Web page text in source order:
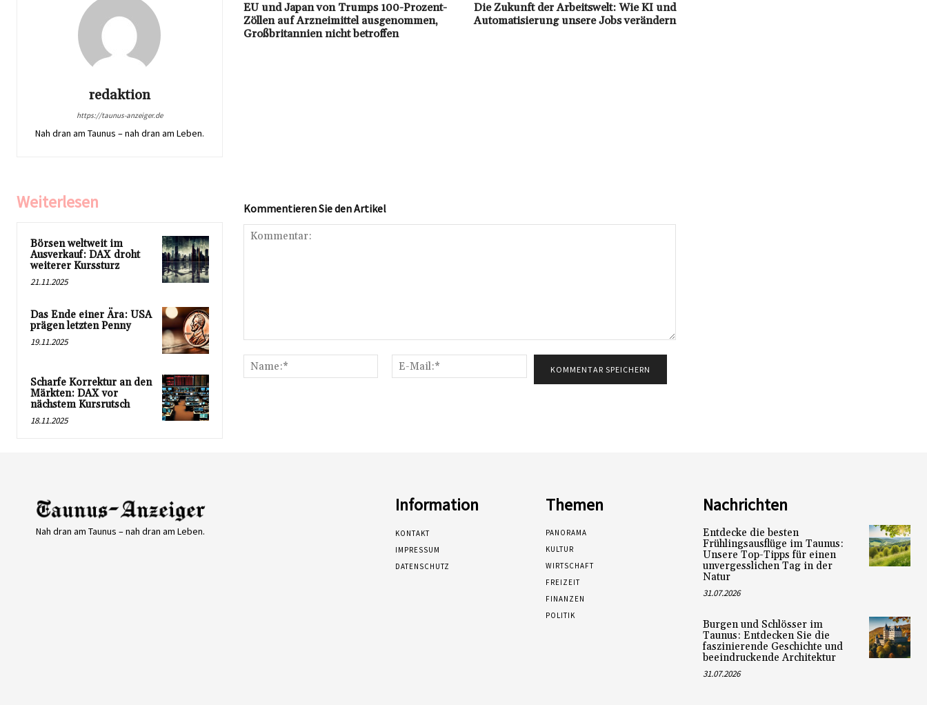
redaktion
https://taunus-anzeiger.de
Nah dran am Taunus – nah dran am Leben.
EU und Japan von Trumps 100-Prozent-
Zöllen auf Arzneimittel ausgenommen,
Großbritannien nicht betroffen
Die Zukunft der Arbeitswelt: Wie KI und
Automatisierung unsere Jobs verändern
Weiterlesen
Börsen weltweit im
Ausverkauf: DAX droht
weiterer Kurssturz
21.11.2025
Das Ende einer Ära: USA
prägen letzten Penny
19.11.2025
Scharfe Korrektur an den
Märkten: DAX vor
nächstem Kursrutsch
18.11.2025
Kommentieren Sie den Artikel
Name:*
Mail:*
Nah dran am Taunus – nah dran am Leben.
Information
KONTAKT
IMPRESSUM
DATENSCHUTZ
Themen
PANORAMA
KULTUR
WIRTSCHAFT
FREIZEIT
FINANZEN
POLITIK
Nachrichten
Entdecke die besten
Frühlingsausflüge im Taunus:
Unsere Top-Tipps für einen
unvergesslichen Tag in der
Natur
31.07.2026
Burgen und Schlösser im
Taunus: Entdecken Sie die
faszinierende Geschichte und
beeindruckende Architektur
31.07.2026